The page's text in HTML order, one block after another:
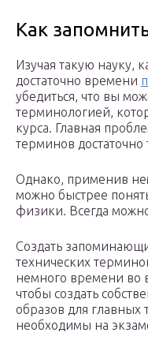
Как
Изучая такую науку,
достаточно времени
убедиться, что вы
терминологией,
курса. Главная
терминов достаточно
Однако, применив
можно быстрее
физики. Всегда
Создать
технических
немного времени во
чтобы создать
образов для
необходимы на